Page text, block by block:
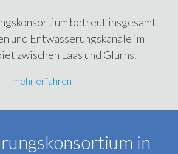
betreut insgesamt
und Entwässerungskanäle im
zwischen Laas und Glurns.
mehr erfahren
in